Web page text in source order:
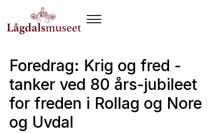
Foredrag: Krig og fred -
tanker ved 80 års-jubileet
for freden i Rollag og Nore
og Uvdal